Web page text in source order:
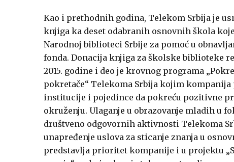
Kao i prethodnih godina, Telekom Srbija je
knjiga ka deset odabranih osnovnih škola
Narodnoj biblioteci Srbije za pomoć u
fonda. Donacija knjiga za školske biblioteke
2015. godine i deo je krovnog programa
pokretače“ Telekoma Srbija kojim kompanija
institucije i pojedince da pokreću pozitivne
okruženju. Ulaganje u obrazovanje mladih u
društveno odgovornih aktivnosti Telekoma
unapređenje uslova za sticanje znanja u
predstavlja prioritet kompanije i u projektu